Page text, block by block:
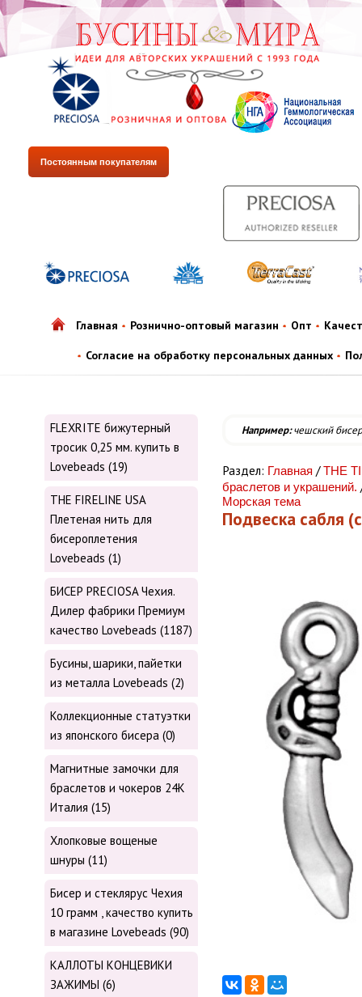
Постоянным покупателям
Главная Рознично-оптовый магазин Опт
Согласие на обработку персональных данных
FLEXRITE бижутерный
тросик 0,25 мм. купить в
Lovebeads (19)
THE FIRELINE USA
Плетеная нить для
бисероплетения
Lovebeads (1)
БИСЕР PRECIOSA Чехия.
Дилер фабрики Премиум
качество Lovebeads (1187)
Бусины, шарики, пайетки
из металла Lovebeads (2)
Коллекционные статуэтки
из японского бисера (0)
Магнитные замочки для
браслетов и чокеров 24К
Италия (15)
Хлопковые вощеные
шнуры (11)
Бисер и стеклярус Чехия
10 грамм , качество купить
в магазине Lovebeads (90)
КАЛЛОТЫ КОНЦЕВИКИ
ЗАЖИМЫ (6)
Например:чешский бисер
Раздел: Главная /THE
браслетов и украшений.
Морская тема
Подвеска сабля